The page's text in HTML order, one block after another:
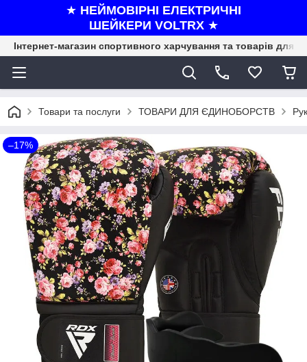
★ НЕЙМОВІРНІ ЕЛЕКТРИЧНІ
ШЕЙКЕРИ VOLTRX ★
Інтернет-магазин спортивного харчування та товарів для
Товари та послуги ТОВАРИ ДЛЯ ЄДИНОБОРСТВ
–17%